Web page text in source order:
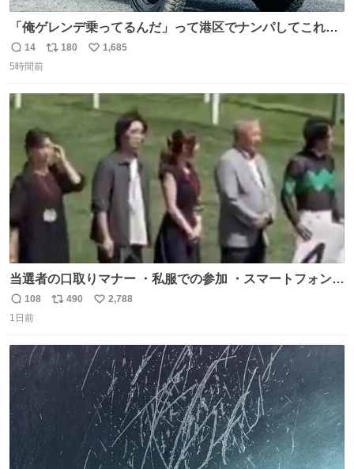
「俺ゲレンデ乗ってるんだ」って港区でナンパしてこれで
迎え行きたい
返
信
14
リ
ト
180
い
数
1,685
5時間前
当選者の口取りマナー ・私服での参加 ・スマートフォンで
の撮影 ・調教師へ自分から握手を求める行為 ・シャツをズ
ボンにインしていない服装 ・ボディーバッグの着用 私も口
ほしい #DMMバヌーシ
返
信
108
リ
ト
数
490
い
数
2,788
1日前